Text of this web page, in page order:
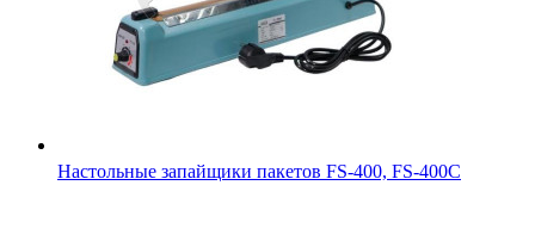
Настольные запайщики пакетов FS-400, FS-400С